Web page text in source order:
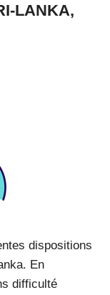
LANKA,
dispositions
En
difficulté